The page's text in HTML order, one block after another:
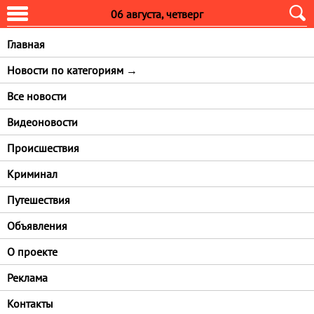
Главная
Новости по категориям →
Все новости
Видеоновости
Проиcшествия
Криминал
Путешествия
Объявления
О проекте
Реклама
Контакты
06 августа, четверг
ОРЛОВСКИЙ РЫСАК ВАСЯ ПРИГЛАШАЕТ КУРЯН
НА СЛУЖБУ В ПОЛИЦИЮ